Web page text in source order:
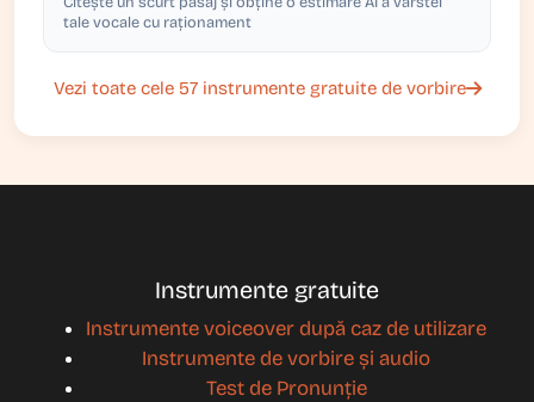
tale vocale cu raționament
Vezi toate cele 57 instrumente gratuite de vorbire
Instrumente gratuite
Instrumente voiceover după caz de utilizare
Instrumente de vorbire și audio
Test de Pronunție